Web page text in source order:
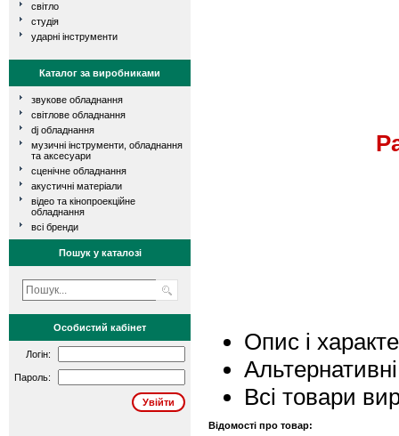
світло
студія
ударні інструменти
Каталог за виробниками
звукове обладнання
світлове обладнання
dj обладнання
музичні інструменти, обладнання
та аксесуари
сценічне обладнання
акустичні матеріали
відео та кінопроекційне
обладнання
всі бренди
Пошук у каталозі
Особистий кабінет
Логін:
Пароль:
Опис і
Всі товари
Відомості про товар: